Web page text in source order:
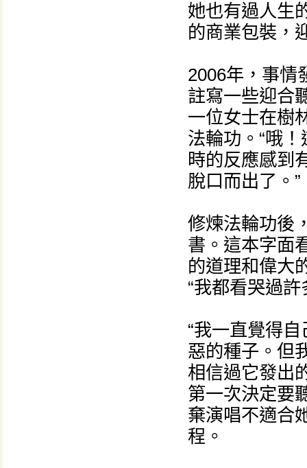
她也有過人生
的商業包裝，
2006年，事情
註寫一些迎合
一位女士在樹
法輪功。“哦
時的反應感到
脫口而出了。”
修煉法輪功後
書。這本字面
的道理和偉大
“我都看哭過許
“我一直覺得
惡的種子。但
相信過它發出
第一次決定要
棄演唱不適合
程。